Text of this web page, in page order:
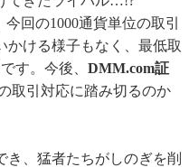
今回の1000通貨単位の取引
かける様子もなく、最低取
す。今後、 DMM.com証
取引対応に踏み切るのか
、猛者たちがしのぎを削